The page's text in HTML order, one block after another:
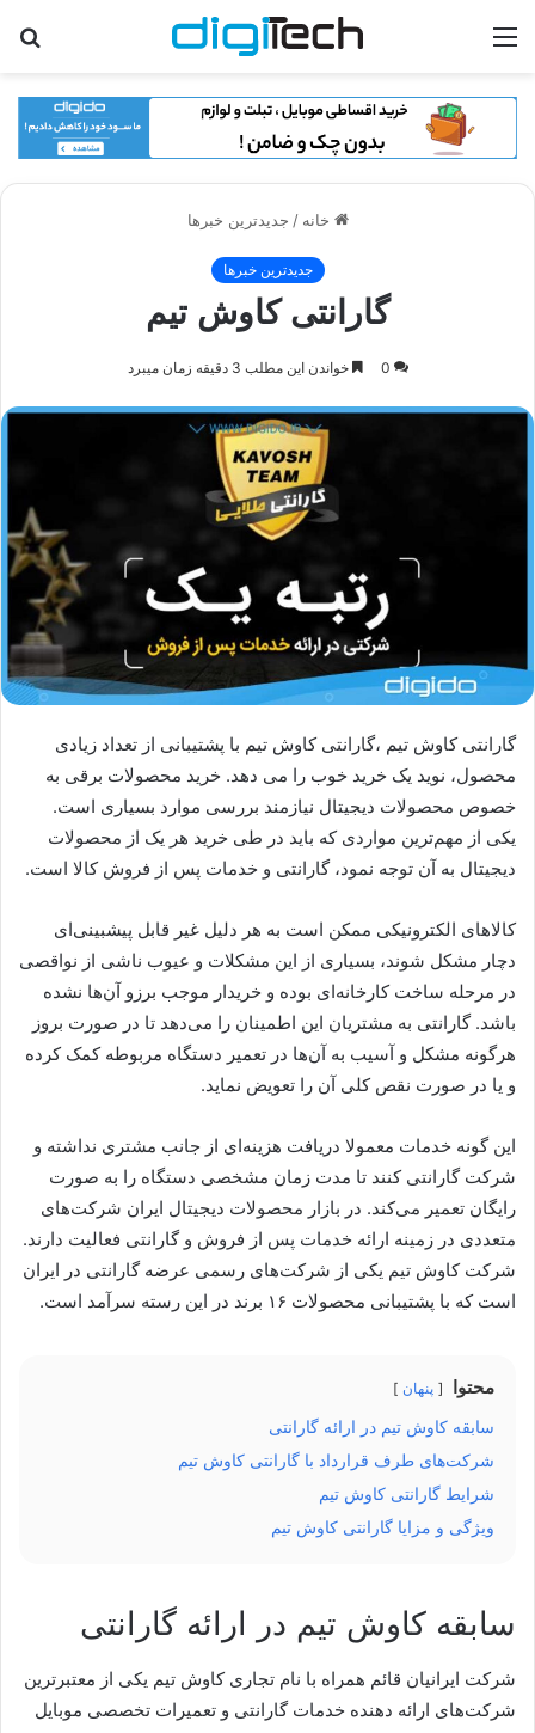
منو
خانه / جدیدترین خبرها
جدیدترین خبرها
گارانتی کاوش تیم
0 خواندن این مطلب 3 دقیقه زمان میبرد
گارانتی کاوش تیم ،گارانتی کاوش تیم با پشتیبانی از تعداد زیادی
محصول، نوید یک خرید خوب را می دهد. خرید محصولات برقی به
خصوص محصولات دیجیتال نیازمند بررسی موارد بسیاری است.
یکی از مهم‌ترین مواردی که باید در طی خرید هر یک از محصولات
دیجیتال به آن توجه نمود، گارانتی و خدمات پس از فروش کالا است.
کالاهای الکترونیکی ممکن است به هر دلیل غیر قابل پیشبینی‌ای
دچار مشکل شوند، بسیاری از این مشکلات و عیوب ناشی از نواقصی
در مرحله ساخت کارخانه‌ای بوده و خریدار موجب برزو آن‌ها نشده
باشد. گارانتی به مشتریان این اطمینان را می‌دهد تا در صورت بروز
هرگونه مشکل و آسیب به آن‌ها در تعمیر دستگاه مربوطه کمک کرده
و یا در صورت نقص کلی آن را تعویض نماید.
این گونه خدمات معمولا دریافت هزینه‌ای از جانب مشتری نداشته و
شرکت گارانتی کنند تا مدت زمان مشخصی دستگاه را به صورت
رایگان تعمیر می‌کند. در بازار محصولات دیجیتال ایران شرکت‌‌های
متعددی در زمینه ارائه خدمات پس از فروش و گارانتی فعالیت دارند.
شرکت کاوش تیم یکی از شرکت‌های رسمی عرضه گارانتی در ایران
است که با پشتیبانی محصولات ۱۶ برند در این رسته سرآمد است.
محتوا پنهان
سابقه کاوش تیم در ارائه گارانتی
شرکت‌های طرف قرارداد با گارانتی کاوش تیم
شرایط گارانتی کاوش تیم
ویژگی و مزایا گارانتی کاوش تیم
سابقه کاوش تیم در ارائه گارانتی
شرکت ایرانیان قائم همراه با نام تجاری کاوش تیم یکی از معتبرترین
شرکت‌های ارائه دهنده خدمات گارانتی و تعمیرات تخصصی موبایل